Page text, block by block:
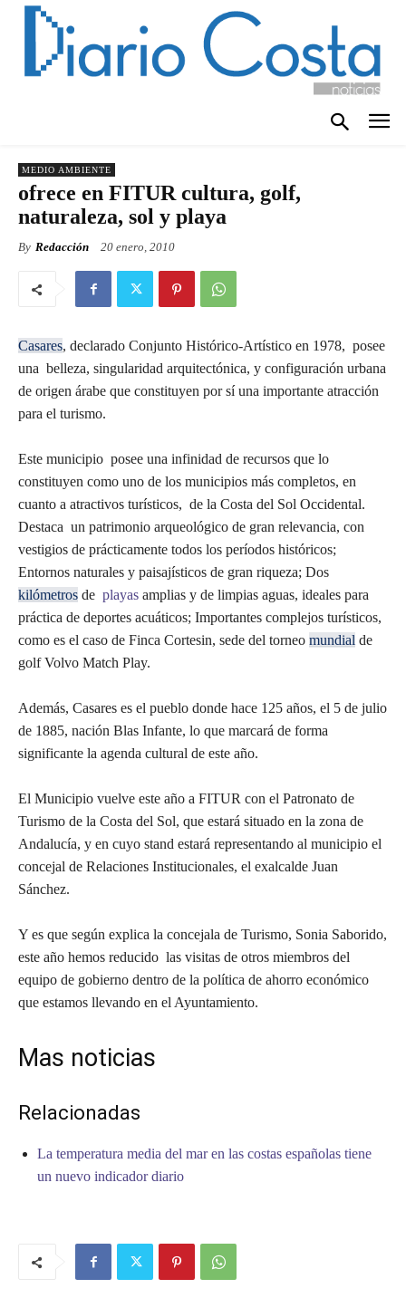
MEDIO AMBIENTE
ofrece en FITUR cultura, golf,
naturaleza, sol y playa
By Redacción 20 enero, 2010
Casares, declarado Conjunto Histórico-Artístico en 1978, posee
una belleza, singularidad arquitectónica, y configuración urbana
de origen árabe que constituyen por sí una importante atracción
para el turismo.
Este municipio posee una infinidad de recursos que lo
constituyen como uno de los municipios más completos, en
cuanto a atractivos turísticos, de la Costa del Sol Occidental.
Destaca un patrimonio arqueológico de gran relevancia, con
vestigios de prácticamente todos los períodos históricos;
Entornos naturales y paisajísticos de gran riqueza; Dos
kilómetros de playas amplias y de limpias aguas, ideales para
práctica de deportes acuáticos; Importantes complejos turísticos,
como es el caso de Finca Cortesin, sede del torneo mundial de
golf Volvo Match Play.
Además, Casares es el pueblo donde hace 125 años, el 5 de julio
de 1885, nación Blas Infante, lo que marcará de forma
significante la agenda cultural de este año.
El Municipio vuelve este año a FITUR con el Patronato de
Turismo de la Costa del Sol, que estará situado en la zona de
Andalucía, y en cuyo stand estará representando al municipio el
concejal de Relaciones Institucionales, el exalcalde Juan
Sánchez.
Y es que según explica la concejala de Turismo, Sonia Saborido,
este año hemos reducido las visitas de otros miembros del
equipo de gobierno dentro de la política de ahorro económico
que estamos llevando en el Ayuntamiento.
Mas noticias
Relacionadas
La temperatura media del mar en las costas españolas tiene
un nuevo indicador diario